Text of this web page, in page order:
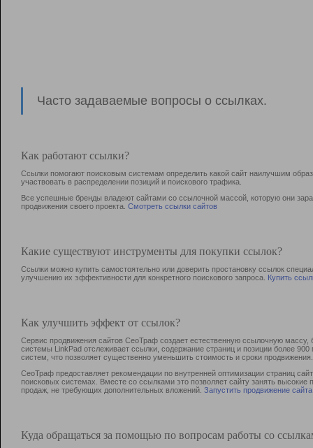
Часто задаваемые вопросы о ссылках.
Как работают ссылки?
Ссылки помогают поисковым системам определить какой сайт наилучшим
участвовать в раcпределении позиций и поискового трафика.
Все успешные бренды владеют сайтами со ссылочной массой, которую они
продвижения своего проекта. Смотреть ссылки сайтов
Какие существуют инструменты для покупки ссылок?
Ссылки можно купить самостоятельно или доверить простановку ссылок
улучшению их эффективности для конкретного поискового запроса. Купить
Как улучшить эффект от ссылок?
Сервис продвижения сайтов СеоТраф создает естественную ссылочную
системы LinkPad отслеживает ссылки, содержание страниц и позиции более
систем, что позволяет существенно уменьшить стоимость и сроки продвижения.
СеоТраф предоставляет рекомендации по внутренней оптимизации страниц
поисковых системах. Вместе со ссылками это позволяет сайту занять
продаж, не требующих дополнительных вложений. Запустить продвижение сайта
Куда обращаться за помощью по вопросам работы со